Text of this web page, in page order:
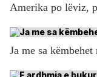
Amerika po lëviz,
Ja me sa